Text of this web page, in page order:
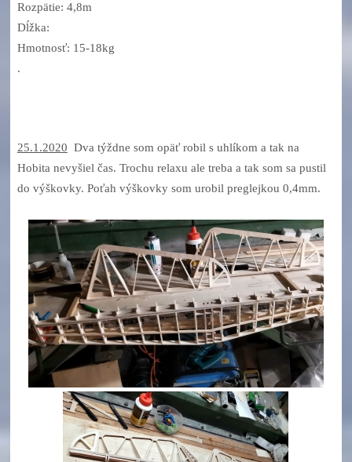
Rozpätie: 4,8m
Dĺžka:
Hmotnosť: 15-18kg
.
25.1.2020 Dva týždne som opäť robil s uhlíkom a tak na
Hobita nevyšiel čas. Trochu relaxu ale treba a tak som sa pustil
do výškovky. Poťah výškovky som urobil preglejkou 0,4mm.